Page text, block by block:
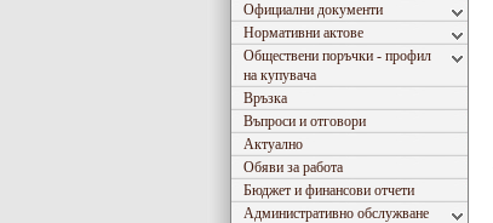
Официални документи
Нормативни актове
Обществени поръчки - профил
на купувача
Връзка
Въпроси и отговори
Актуално
Обяви за работа
Бюджет и финансови отчети
Административно обслужване